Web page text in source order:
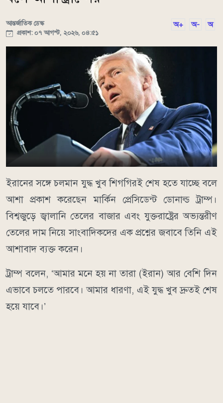
আন্তর্জাতিক ডেস্ক
প্রকাশ: ০৭ আগস্ট, ২০২৬, ০৪:৫১
অ+ অ- অ
ইরানের সঙ্গে চলমান যুদ্ধ খুব শিগগিরই শেষ হতে যাচ্ছে বলে
আশা প্রকাশ করেছেন মার্কিন প্রেসিডেন্ট ডোনাল্ড ট্রাম্প।
বিশ্বজুড়ে জ্বালানি তেলের বাজার এবং যুক্তরাষ্ট্রের অভ্যন্তরীণ
তেলের দাম নিয়ে সাংবাদিকদের এক প্রশ্নের জবাবে তিনি এই
আশাবাদ ব্যক্ত করেন।
ট্রাম্প বলেন, ‘আমার মনে হয় না তারা (ইরান) আর বেশি দিন
এভাবে চলতে পারবে। আমার ধারণা, এই যুদ্ধ খুব দ্রুতই শেষ
হয়ে যাবে।’